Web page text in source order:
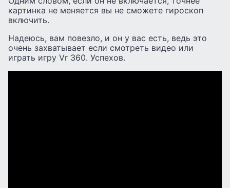
картинка не меняется вы не сможете гироскоп
включить.
Надеюсь, вам повезло, и он у вас есть, ведь это
очень захватывает если смотреть видео или
играть игру Vr 360. Успехов.